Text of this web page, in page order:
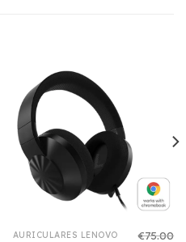
AURICULARES LENOVO €75.00